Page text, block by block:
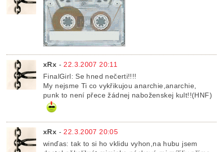
xRx -22.3.2007 20:11
FinalGirl: Se hned nečerti!!!!
My nejsme Ti co vykřikujou anarchie,anarchie,
punk to není přece žádnej naboženskej kult!!(HNF)
xRx -22.3.2007 20:05
winďas: tak to si ho vklidu vyhon,na hubu jsem